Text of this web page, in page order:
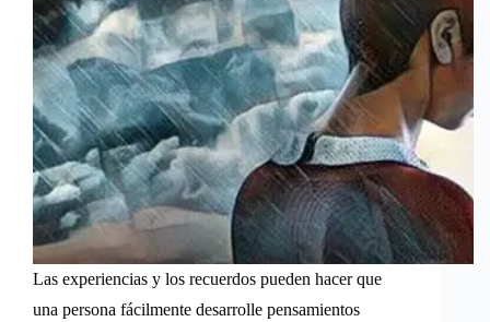
Las experiencias y los recuerdos pueden hacer que
una persona fácilmente desarrolle pensamientos